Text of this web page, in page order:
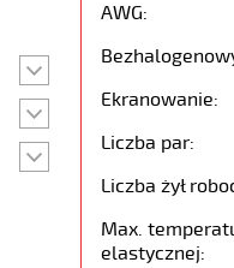
AWG:
Ekranowanie:
Liczba par:
Liczba żył
Max.
elastycznej: